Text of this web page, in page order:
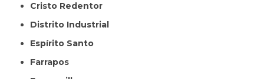
Cristo Redentor
Distrito Industrial
Espírito Santo
Farrapos